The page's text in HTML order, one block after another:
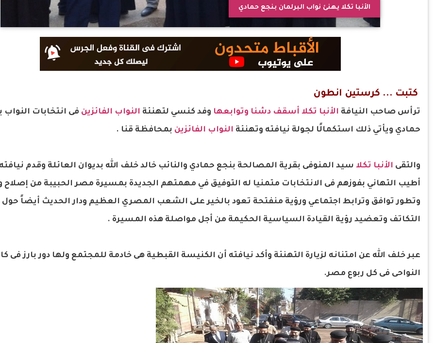
الأنبا تكلا يهنئ نواب البرلمان بنجع حمادي
كتبت ... كرستين انطون
ترأس صاحب النيافة الأنبا تكلا أسقف دشنا وتوابعها وفد كنسي لتهنئة النواب الفائزين فى انتخابات النواب
حمادي ويأتي ذلك استكمالًا لجولة نيافته وتهنئة النواب الفائزين بمحافظة قنا .
والتقى الأنبا تكلا سيد المنوفى بقرية المصالحة بنجع حمادي والنائب خالد خلف الله بديوان العائلة وقدم
أطيب التهاني بفوزهم فى الانتخابات متمنيا له التوفيق في مهمتهم الجديدة بمسيرة مصر الحبيبة من إصلاح
وتطور توافق وترابط اجتماعي ورؤية منفتحة تعود بالخير على الشعب المصري العظيم ودار الحديث أيضاً حول
التكاتف وتعضيد رؤية القيادة السياسية الحكيمة من أجل مواصلة هذه المسيرة .
عبر خلف الله عن امتنانه لزيارة التهنئة وأكد نيافته أن الكنيسة القبطية هى خادمة للمجتمع ولها دور بارز فى
النواحى فى كل ربوع مصر.